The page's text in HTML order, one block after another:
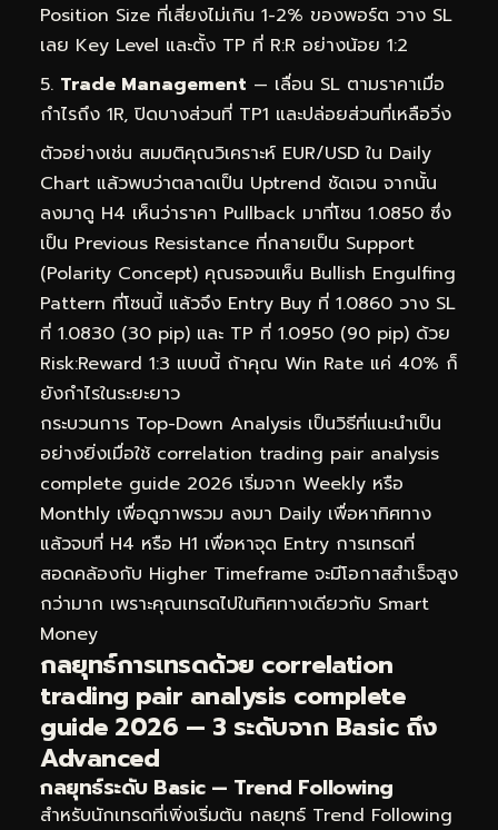
Position Size ที่เสี่ยงไม่เกิน 1-2% ของพอร์ต วาง SL
เลย Key Level และตั้ง TP ที่ R:R อย่างน้อย 1:2
Trade Management — เลื่อน SL ตามราคาเมื่อ
กำไรถึง 1R, ปิดบางส่วนที่ TP1 และปล่อยส่วนที่เหลือวิ่ง
ตัวอย่างเช่น สมมติคุณวิเคราะห์ EUR/USD ใน Daily
Chart แล้วพบว่าตลาดเป็น Uptrend ชัดเจน จากนั้น
ลงมาดู H4 เห็นว่าราคา Pullback มาที่โซน 1.0850 ซึ่ง
เป็น Previous Resistance ที่กลายเป็น Support
(Polarity Concept) คุณรอจนเห็น Bullish Engulfing
Pattern ที่โซนนี้ แล้วจึง Entry Buy ที่ 1.0860 วาง SL
ที่ 1.0830 (30 pip) และ TP ที่ 1.0950 (90 pip) ด้วย
Risk:Reward 1:3 แบบนี้ ถ้าคุณ Win Rate แค่ 40% ก็
ยังกำไรในระยะยาว
กระบวนการ Top-Down Analysis เป็นวิธีที่แนะนำเป็น
อย่างยิ่งเมื่อใช้ correlation trading pair analysis
complete guide 2026 เริ่มจาก Weekly หรือ
Monthly เพื่อดูภาพรวม ลงมา Daily เพื่อหาทิศทาง
แล้วจบที่ H4 หรือ H1 เพื่อหาจุด Entry การเทรดที่
สอดคล้องกับ Higher Timeframe จะมีโอกาสสำเร็จสูง
กว่ามาก เพราะคุณเทรดไปในทิศทางเดียวกับ Smart
Money
กลยุทธ์การเทรดด้วย correlation
trading pair analysis complete
guide 2026 — 3 ระดับจาก Basic ถึง
Advanced
กลยุทธ์ระดับ Basic — Trend Following
สำหรับนักเทรดที่เพิ่งเริ่มต้น กลยุทธ์ Trend Following